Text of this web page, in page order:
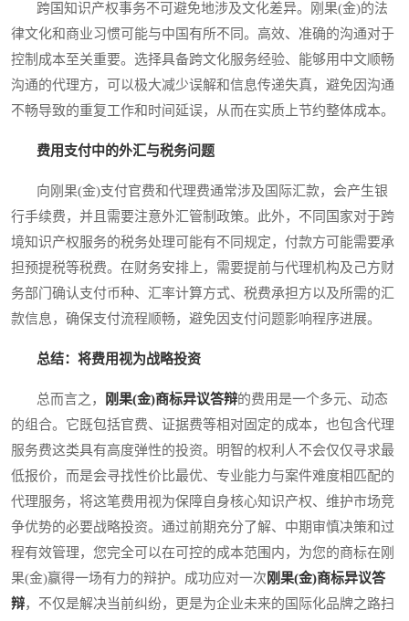
跨国知识产权事务不可避免地涉及文化差异。刚果(金)的法
律文化和商业习惯可能与中国有所不同。高效、准确的沟通对于
控制成本至关重要。选择具备跨文化服务经验、能够用中文顺畅
沟通的代理方，可以极大减少误解和信息传递失真，避免因沟通
不畅导致的重复工作和时间延误，从而在实质上节约整体成本。
费用支付中的外汇与税务问题
向刚果(金)支付官费和代理费通常涉及国际汇款，会产生银
行手续费，并且需要注意外汇管制政策。此外，不同国家对于跨
境知识产权服务的税务处理可能有不同规定，付款方可能需要承
担预提税等税费。在财务安排上，需要提前与代理机构及己方财
务部门确认支付币种、汇率计算方式、税费承担方以及所需的汇
款信息，确保支付流程顺畅，避免因支付问题影响程序进展。
总结：将费用视为战略投资
总而言之， 刚果(金)商标异议答辩的费用是一个多元、动态
的组合。它既包括官费、证据费等相对固定的成本，也包含代理
服务费这类具有高度弹性的投资。明智的权利人不会仅仅寻求最
低报价，而是会寻找性价比最优、专业能力与案件难度相匹配的
代理服务，将这笔费用视为保障自身核心知识产权、维护市场竞
争优势的必要战略投资。通过前期充分了解、中期审慎决策和过
程有效管理，您完全可以在可控的成本范围内，为您的商标在刚
果(金)赢得一场有力的辩护。成功应对一次 刚果(金)商标异议答
辩，不仅是解决当前纠纷，更是为企业未来的国际化品牌之路扫